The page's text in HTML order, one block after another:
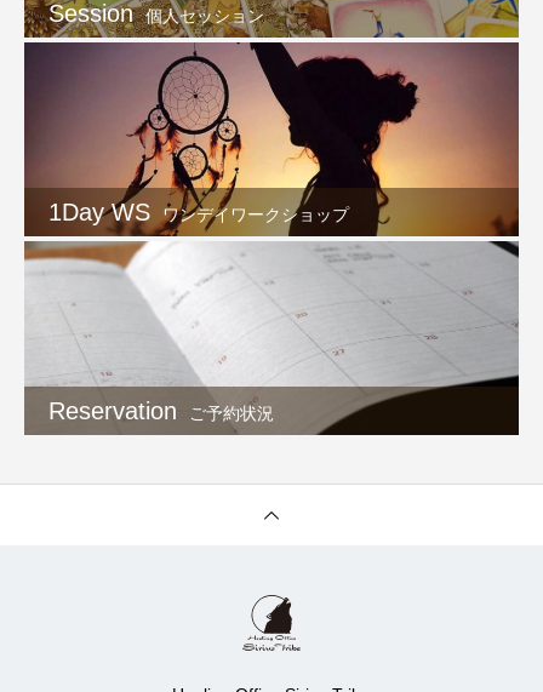
Session 個人セッション
1Day WS ワンデイワークショップ
Reservation ご予約状況